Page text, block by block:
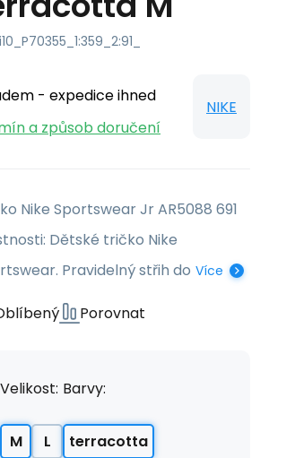
i10_P70355_1:359_2:91_
- expedice ihned
a způsob doručení
NIKE
Nike Sportswear Jr AR5088 691
Dětské tričko Nike
Pravidelný střih do Více
Porovnat
Velikost:
M L
Barvy:
terracotta